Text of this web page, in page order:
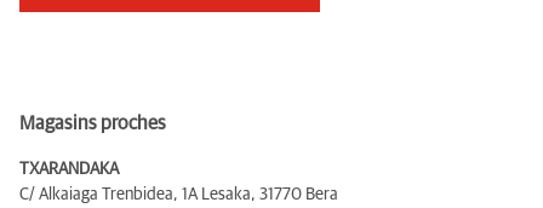
Magasins proches
TXARANDAKA
C/ Alkaiaga Trenbidea, 1A Lesaka, 31770 Bera